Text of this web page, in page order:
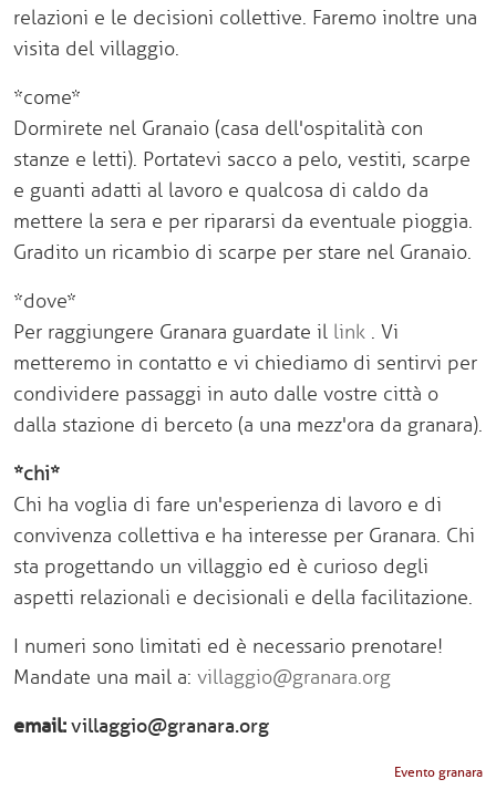
relazioni e le decisioni collettive. Faremo inoltre una
visita del villaggio.
*come*
Dormirete nel Granaio (casa dell'ospitalità con
stanze e letti). Portatevi sacco a pelo, vestiti, scarpe
e guanti adatti al lavoro e qualcosa di caldo da
mettere la sera e per ripararsi da eventuale pioggia.
Gradito un ricambio di scarpe per stare nel Granaio.
*dove*
Per raggiungere Granara guardate il link . Vi
metteremo in contatto e vi chiediamo di sentirvi per
condividere passaggi in auto dalle vostre città o
dalla stazione di berceto (a una mezz'ora da granara).
*chi*
Chi ha voglia di fare un'esperienza di lavoro e di
convivenza collettiva e ha interesse per Granara. Chi
sta progettando un villaggio ed è curioso degli
aspetti relazionali e decisionali e della facilitazione.
I numeri sono limitati ed è necessario prenotare!
Mandate una mail a: villaggio@granara.org
email villaggio@granara.org
Evento granara